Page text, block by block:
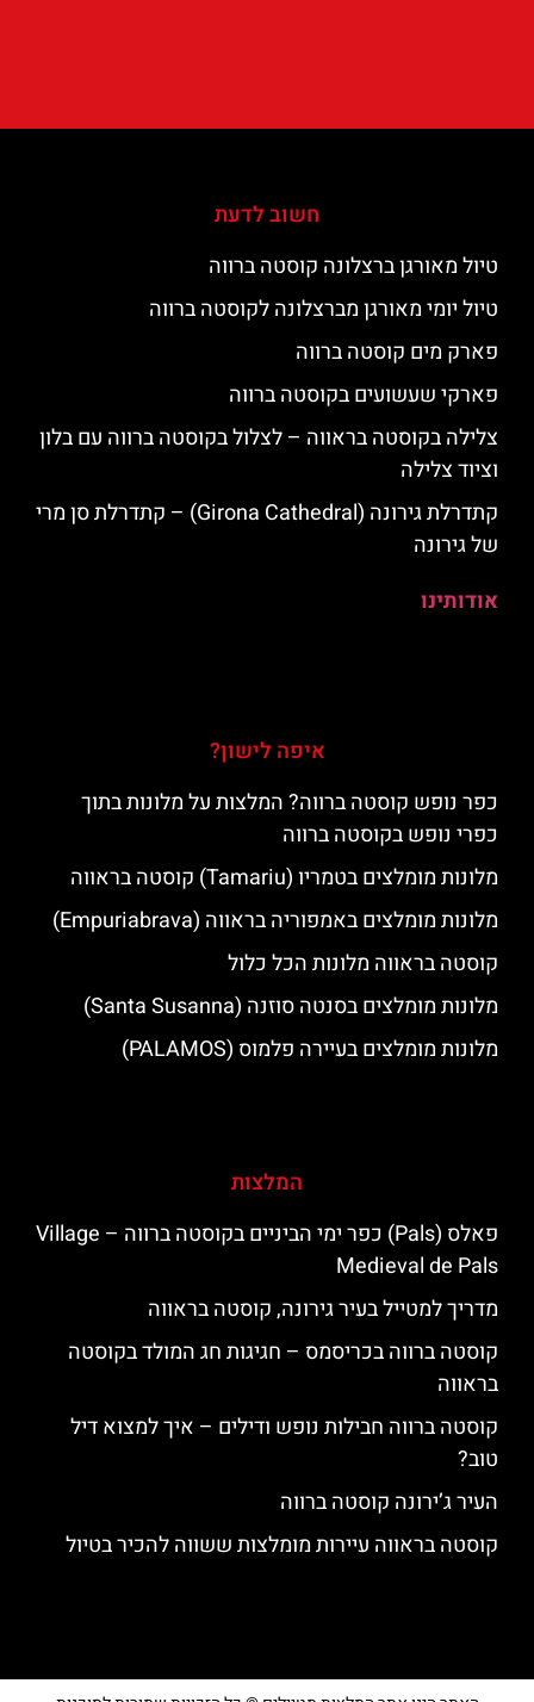
חשוב לדעת
טיול מאורגן ברצלונה קוסטה ברווה
טיול יומי מאורגן מברצלונה לקוסטה ברווה
פארק מים קוסטה ברווה
פארקי שעשועים בקוסטה ברווה
צלילה בקוסטה בראווה – לצלול בקוסטה ברווה עם בלון
וציוד צלילה
קתדרלת גירונה (Girona Cathedral) – קתדרלת סן מרי
של גירונה
אודותינו
איפה לישון?
כפר נופש קוסטה ברווה? המלצות על מלונות בתוך
כפרי נופש בקוסטה ברווה
מלונות מומלצים בטמריו (Tamariu) קוסטה בראווה
מלונות מומלצים באמפוריה בראווה (Empuriabrava)
קוסטה בראווה מלונות הכל כלול
מלונות מומלצים בסנטה סוזנה (Santa Susanna)
מלונות מומלצים בעיירה פלמוס (PALAMOS)
המלצות
פאלס (Pals) כפר ימי הביניים בקוסטה ברווה – ‪‪Village
Medieval de Pals‬‬
מדריך למטייל בעיר גירונה, קוסטה בראווה
קוסטה ברווה בכריסמס – חגיגות חג המולד בקוסטה
בראווה
קוסטה ברווה חבילות נופש ודילים – איך למצוא דיל
טוב?
העיר ג’ירונה קוסטה ברווה
קוסטה בראווה עיירות מומלצות ששווה להכיר בטיול